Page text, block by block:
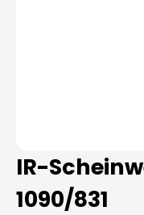
IR-
1090/831